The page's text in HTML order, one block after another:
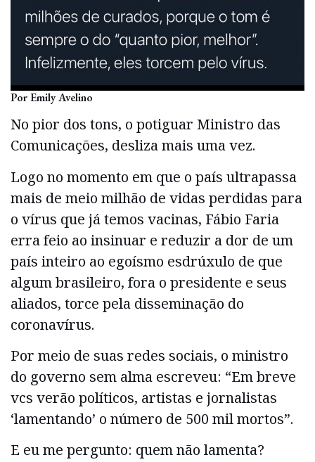
Por Emily Avelino
No pior dos tons, o potiguar Ministro das
Comunicações, desliza mais uma vez.
Logo no momento em que o país ultrapassa
mais de meio milhão de vidas perdidas para
o vírus que já temos vacinas, Fábio Faria
erra feio ao insinuar e reduzir a dor de um
país inteiro ao egoísmo esdrúxulo de que
algum brasileiro, fora o presidente e seus
aliados, torce pela disseminação do
coronavírus.
Por meio de suas redes sociais, o ministro
do governo sem alma escreveu: “Em breve
vcs verão políticos, artistas e jornalistas
‘lamentando’ o número de 500 mil mortos”.
E eu me pergunto: quem não lamenta?